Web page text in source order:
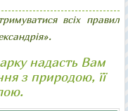
всіх правил
надасть Вам
з природою, її